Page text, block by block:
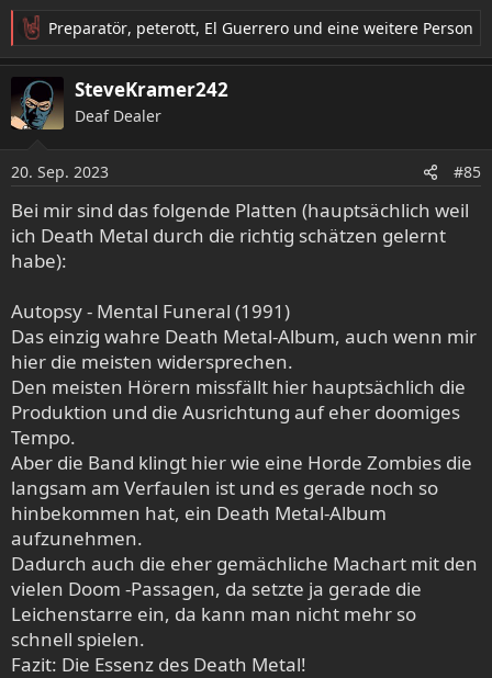
R
e
a
k
t
n
e
n
:
Preparatör, peterott, El Guerrero und eine weitere Person
SteveKramer242
Deaf Dealer
20. Sep. 2023 #85
Bei mir sind das folgende Platten (hauptsächlich weil
ich Death Metal durch die richtig schätzen gelernt
habe):
Autopsy - Mental Funeral (1991)
Das einzig wahre Death Metal-Album, auch wenn mir
hier die meisten widersprechen.
Den meisten Hörern missfällt hier hauptsächlich die
Produktion und die Ausrichtung auf eher doomiges
Tempo.
Aber die Band klingt hier wie eine Horde Zombies die
langsam am Verfaulen ist und es gerade noch so
hinbekommen hat, ein Death Metal-Album
aufzunehmen.
Dadurch auch die eher gemächliche Machart mit den
vielen Doom -Passagen, da setzte ja gerade die
Leichenstarre ein, da kann man nicht mehr so
schnell spielen.
Fazit: Die Essenz des Death Metal!